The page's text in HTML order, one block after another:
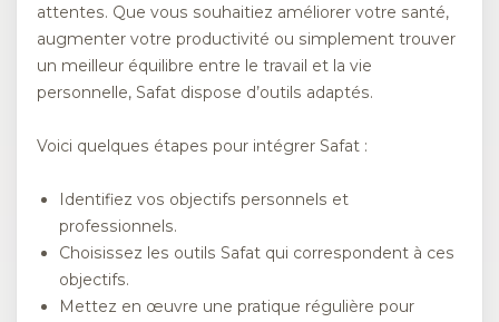
attentes. Que vous souhaitiez améliorer votre santé,
augmenter votre productivité ou simplement trouver
un meilleur équilibre entre le travail et la vie
personnelle, Safat dispose d’outils adaptés.
Voici quelques étapes pour intégrer Safat :
Identifiez vos objectifs personnels et
professionnels.
Choisissez les outils Safat qui correspondent à ces
objectifs.
Mettez en œuvre une pratique régulière pour